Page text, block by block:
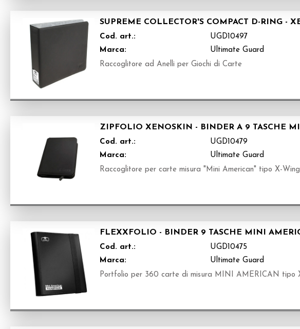
SUPREME COLLECTOR'S COMPACT D-RING -
Cod. art.:
UGD10497
Marca:
Ultimate Guard
Raccoglitore ad Anelli per Giochi di Carte
ZIPFOLIO XENOSKIN - BINDER A 9 TASCHE
Cod. art.:
UGD10479
Marca:
Ultimate Guard
Raccoglitore per carte misura "Mini American" tipo X-Wing
FLEXXFOLIO - BINDER 9 TASCHE MINI
Cod. art.:
UGD10475
Marca:
Ultimate Guard
Portfolio per 360 carte di misura MINI AMERICAN tipo